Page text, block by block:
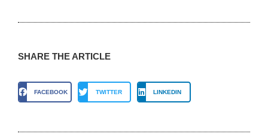
SHARE THE ARTICLE
FACEBOOK TWITTER LINKEDIN